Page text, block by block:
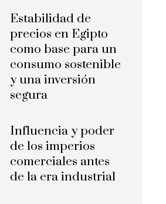
Estabilidad de
precios en Egipto
como base para un
consumo sostenible
y una inversión
segura
Influencia y poder
de los imperios
comerciales antes
de la era industrial